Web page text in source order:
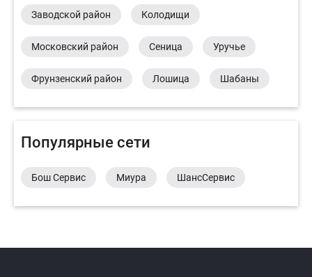
Заводской район Колодищи
Московский район Сеница Уручье
Фрунзенский район Лошица Шабаны
Популярные сети
Бош Сервис Миура ШансСервис